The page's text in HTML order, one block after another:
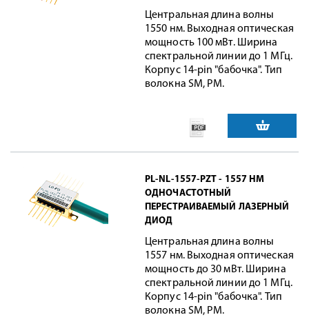
Центральная длина волны
1550 нм. Выходная оптическая
мощность 100 мВт. Ширина
спектральной линии до 1 МГц.
Корпус 14-pin "бабочка". Тип
волокна SM, PM.
PL-NL-1557-PZT - 1557 НМ
ОДНОЧАСТОТНЫЙ
ПЕРЕСТРАИВАЕМЫЙ ЛАЗЕРНЫЙ
ДИОД
Центральная длина волны
1557 нм. Выходная оптическая
мощность до 30 мВт. Ширина
спектральной линии до 1 МГц.
Корпус 14-pin "бабочка". Тип
волокна SM, PM.